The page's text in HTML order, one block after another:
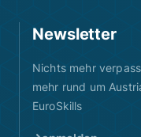
Newsletter
Nichts mehr
mehr rund um
EuroSkills